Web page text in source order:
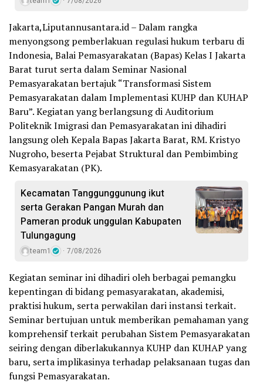
Jakarta,Liputannusantara.id – Dalam rangka
menyongsong pemberlakuan regulasi hukum terbaru di
Indonesia, Balai Pemasyarakatan (Bapas) Kelas I Jakarta
Barat turut serta dalam Seminar Nasional
Pemasyarakatan bertajuk “Transformasi Sistem
Pemasyarakatan dalam Implementasi KUHP dan KUHAP
Baru”. Kegiatan yang berlangsung di Auditorium
Politeknik Imigrasi dan Pemasyarakatan ini dihadiri
langsung oleh Kepala Bapas Jakarta Barat, RM. Kristyo
Nugroho, beserta Pejabat Struktural dan Pembimbing
Kemasyarakatan (PK).
Kecamatan Tanggunggunung ikut
serta Gerakan Pangan Murah dan
Pameran produk unggulan Kabupaten
Tulungagung
team1 7/08/2026
Kegiatan seminar ini dihadiri oleh berbagai pemangku
kepentingan di bidang pemasyarakatan, akademisi,
praktisi hukum, serta perwakilan dari instansi terkait.
Seminar bertujuan untuk memberikan pemahaman yang
komprehensif terkait perubahan Sistem Pemasyarakatan
seiring dengan diberlakukannya KUHP dan KUHAP yang
baru, serta implikasinya terhadap pelaksanaan tugas dan
fungsi Pemasyarakatan.